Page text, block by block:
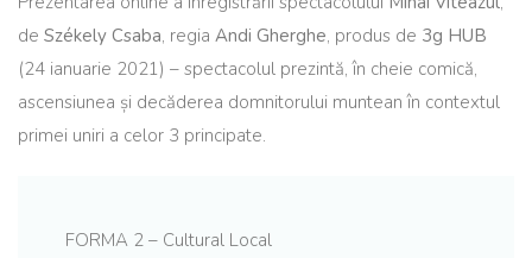
de Székely Csaba, regia Andi Gherghe, produs de 3g HUB
(24 ianuarie 2021) – spectacolul prezintă, în cheie comică,
ascensiunea și decăderea domnitorului muntean în contextul
primei uniri a celor 3 principate.
FORMA 2 – Cultural Local